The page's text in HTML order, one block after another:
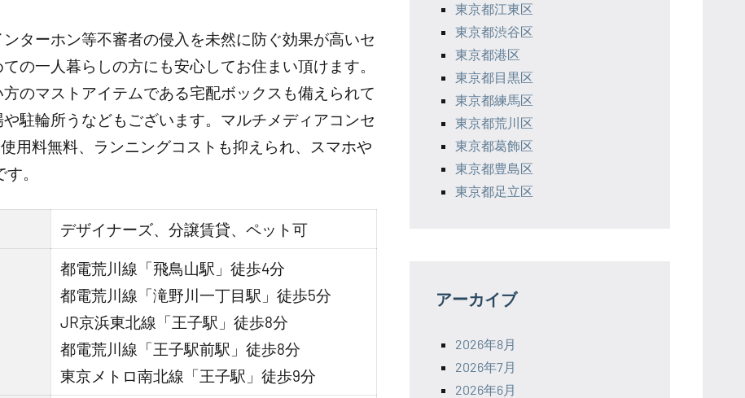
ターホン等不審者の侵入を未然に防ぐ効果が高いセ
の一人暮らしの方にも安心してお住まい頂けます。
のマストアイテムである宅配ボックスも備えられて
駐輪所うなどもございます。マルチメディアコンセ
用料無料、ランニングコストも抑えられ、スマホや
。
デザイナーズ、分譲賃貸、ペット可
都電荒川線「飛鳥山駅」徒歩4分
都電荒川線「滝野川一丁目駅」徒歩5分
JR京浜東北線「王子駅」徒歩8分
都電荒川線「王子駅前駅」徒歩8分
東京メトロ南北線「王子駅」徒歩9分
東京都江東区
東京都渋谷区
東京都港区
東京都目黒区
東京都練馬区
東京都荒川区
東京都葛飾区
東京都豊島区
東京都足立区
アーカイブ
2026年8月
2026年7月
2026年6月